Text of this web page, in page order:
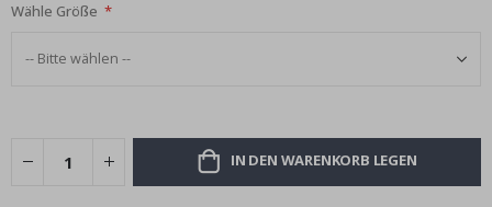
Wähle Größe
IN DEN WARENKORB LEGEN